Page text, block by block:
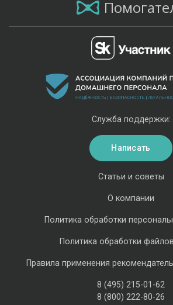
Статьи и советы
О компании
Политика обработки
Политика обработки
Правила применения
8 (495) 215-01-62
8 (800) 222-80-26
Служба поддержки:
Написать